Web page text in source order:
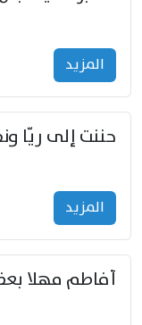
المزید
المزید